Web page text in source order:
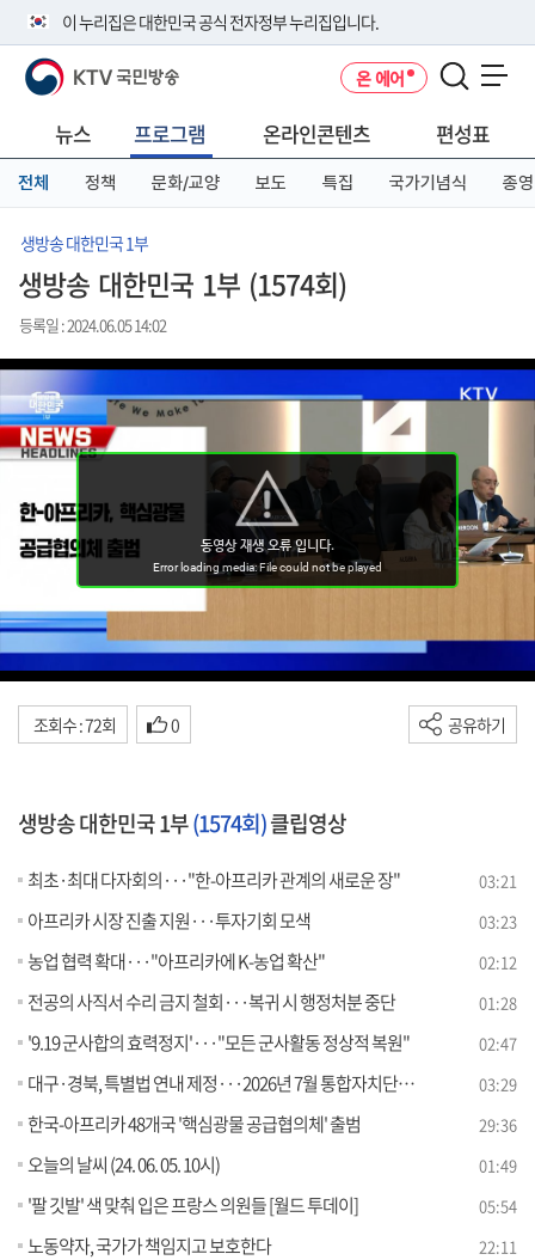
이 누리집은 대한민국 공식 전자정부 누리집입니다.
공식 누리집 주소 확인하기
니다.
이밖에 or.kr 또는 .kr등 다른 도메인 주소를 사용하고 있다면 아래 URL에
서 도메인 주소를 확인해 보세요
KTV 국민방송 온 에어
뉴스 프로그램 온라인콘텐츠 편성표
전체 정책 문화/교양 보도 특집 국가기념식 종영
생방송 대한민국 1부
생방송 대한민국 1부 (1574회)
등록일 : 2024.06.05 14:02
조회수 : 72회 0 공유하기
생방송 대한민국 1부(1574회)클립영상
최초·최대 다자회의···"한-아프리카 관계의 새로운 장" 03:21
아프리카 시장 진출 지원···투자기회 모색 03:23
농업 협력 확대···"아프리카에 K-농업 확산" 02:12
전공의 사직서 수리 금지 철회···복귀 시 행정처분 중단 01:28
'9.19 군사합의 효력정지'···"모든 군사활동 정상적 복원" 02:47
대구·경북, 특별법 연내 제정···2026년 7월 통합자치단체 출범 03:29
한국-아프리카 48개국 '핵심광물 공급협의체' 출범 29:36
오늘의 날씨 (24. 06. 05. 10시) 01:49
'팔 깃발' 색 맞춰 입은 프랑스 의원들 [월드 투데이] 05:54
노동약자, 국가가 책임지고 보호한다 22:11